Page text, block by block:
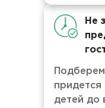
Не
придется
детей до